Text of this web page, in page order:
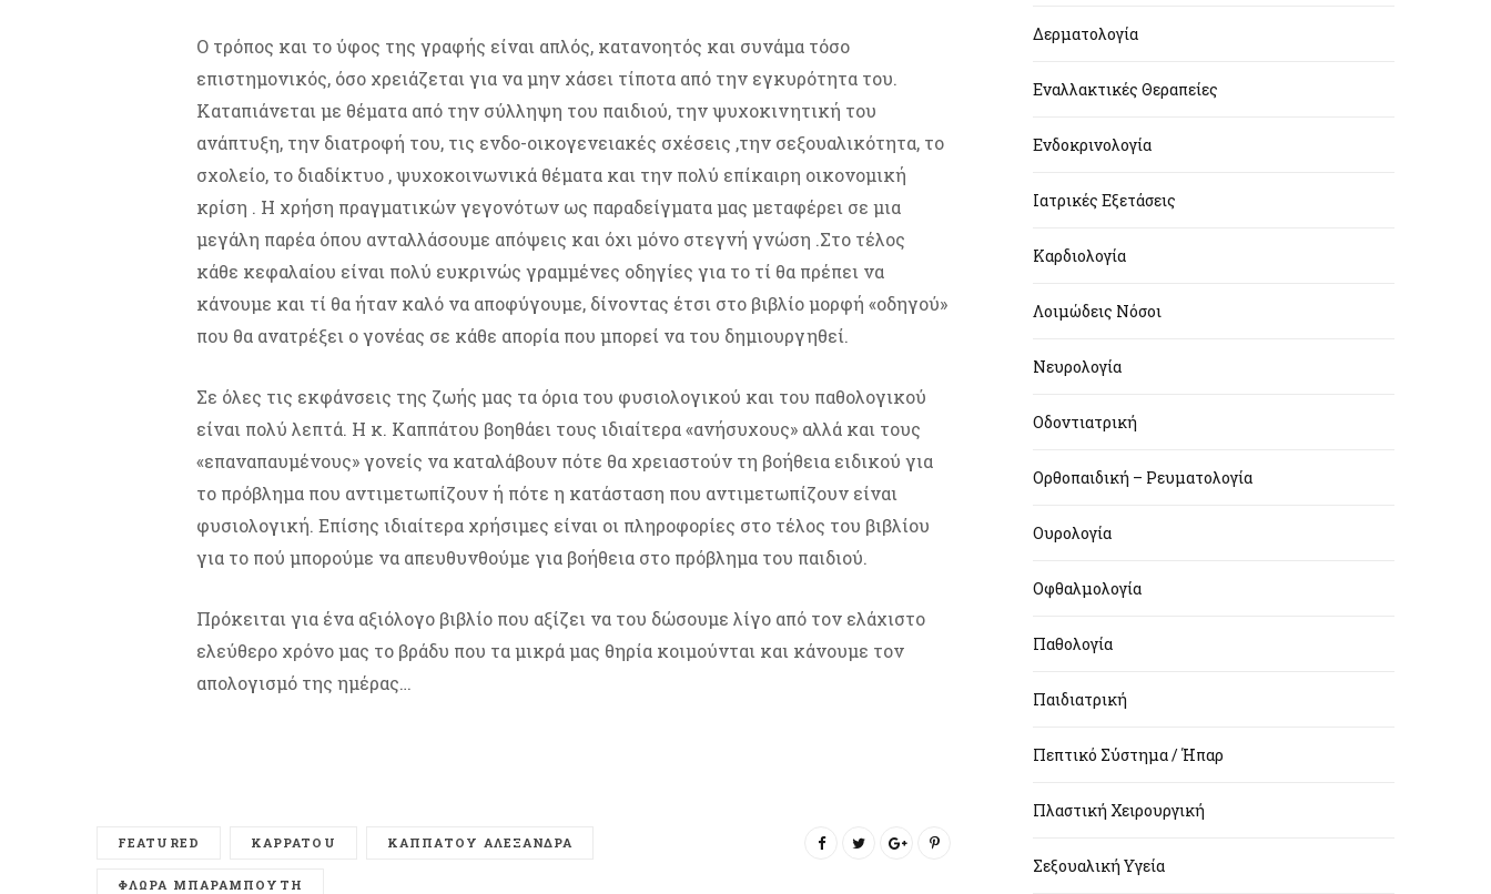
Ο τρόπος και το ύφος της γραφής είναι απλός, κατανοητός και συνάμα τόσο
επιστημονικός, όσο χρειάζεται για να μην χάσει τίποτα από την εγκυρότητα του.
Καταπιάνεται με θέματα από την σύλληψη του παιδιού, την ψυχοκινητική του
ανάπτυξη, την διατροφή του, τις ενδο-οικογενειακές σχέσεις ,την σεξουαλικότητα, το
σχολείο, το διαδίκτυο , ψυχοκοινωνικά θέματα και την πολύ επίκαιρη οικονομική
κρίση . Η χρήση πραγματικών γεγονότων ως παραδείγματα μας μεταφέρει σε μια
μεγάλη παρέα όπου ανταλλάσουμε απόψεις και όχι μόνο στεγνή γνώση .Στο τέλος
κάθε κεφαλαίου είναι πολύ ευκρινώς γραμμένες οδηγίες για το τί θα πρέπει να
κάνουμε και τί θα ήταν καλό να αποφύγουμε, δίνοντας έτσι στο βιβλίο μορφή «οδηγού»
που θα ανατρέξει ο γονέας σε κάθε απορία που μπορεί να του δημιουργηθεί.
Σε όλες τις εκφάνσεις της ζωής μας τα όρια του φυσιολογικού και του παθολογικού
είναι πολύ λεπτά. Η κ. Καππάτου βοηθάει τους ιδιαίτερα «ανήσυχους» αλλά και τους
«επαναπαυμένους» γονείς να καταλάβουν πότε θα χρειαστούν τη βοήθεια ειδικού για
το πρόβλημα που αντιμετωπίζουν ή πότε η κατάσταση που αντιμετωπίζουν είναι
φυσιολογική. Επίσης ιδιαίτερα χρήσιμες είναι οι πληροφορίες στο τέλος του βιβλίου
για το πού μπορούμε να απευθυνθούμε για βοήθεια στο πρόβλημα του παιδιού.
Πρόκειται για ένα αξιόλογο βιβλίο που αξίζει να του δώσουμε λίγο από τον ελάχιστο
ελεύθερο χρόνο μας το βράδυ που τα μικρά μας θηρία κοιμούνται και κάνουμε τον
απολογισμό της ημέρας…
FEATURED KAPPATOU ΚΑΠΠΑΤΟΥ ΑΛΕΞΑΝΔΡΑ
ΦΛΩΡΑ ΜΠΑΡΑΜΠΟΥΤΗ
Δερματολογία
Εναλλακτικές Θεραπείες
Ενδοκρινολογία
Ιατρικές Εξετάσεις
Καρδιολογία
Λοιμώδεις Νόσοι
Νευρολογία
Οδοντιατρική
Ορθοπαιδική – Ρευματολογία
Ουρολογία
Οφθαλμολογία
Παθολογία
Παιδιατρική
Πεπτικό Σύστημα / Ήπαρ
Πλαστική Χειρουργική
Σεξουαλική Υγεία